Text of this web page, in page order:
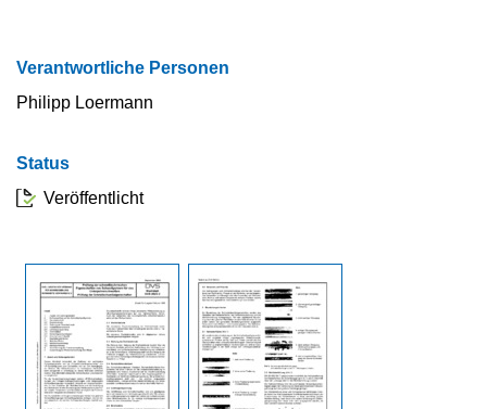
Verantwortliche Personen
Philipp Loermann
Status
Veröffentlicht